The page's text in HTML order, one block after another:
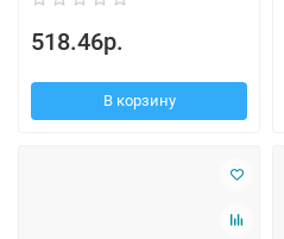
518.46р.
В корзину